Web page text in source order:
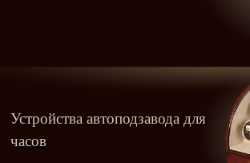
Устройства автоподзавода для
часов